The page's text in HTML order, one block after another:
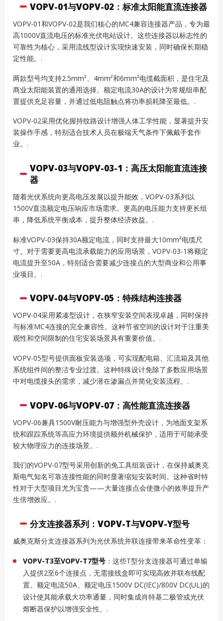
VOPV-01与VOPV-02：标准太阳能直流连接器
VOPV-01和VOPV-02是我们核心的MC4兼容连接器产品，专为最
高1000V直流电压的标准光伏电站设计。这些连接器以标志性的
可靠性为核心，采用流线型设计实现快速安装，同时确保长期稳
定性能。.
两款型号均支持2.5mm²、4mm²和6mm²电缆截面积，是住宅及
商业太阳能装置的通用选择。额定电流30A的设计为常规组串配
置提供充足容量，并通过低电阻触点将功率损耗降至最低。.
VOPV-02采用优化握持纹路设计增强人体工学性能，显著提升安
装操作手感，特别适合技术人员在极端天气条件下佩戴手套作
业。.
VOPV-03与VOPV-03-1：高压太阳能直流连接
器
随着光伏系统向更高电压发展以提升能效，VOPV-03系列以
1500V直流额定电压响应市场需求。更高的电压能力支持更长组
串，降低系统平衡成本，提升整体经济效益。.
标准VOPV-03保持30A额定电流，同时支持最大10mm²电缆尺
寸。对于需要更高电流承载能力的应用场景，VOPV-03-1将额定
电流提升至50A，特别适合需要减少连接点的大型商业和公用事
业项目。.
VOPV-04与VOPV-05：特殊结构连接器
VOPV-04采用紧凑型设计，在狭窄安装空间表现卓越，同时保持
与标准MC4连接的完全兼容性。这种节省空间的设计对于注重美
观性和空间限制的住宅安装场景具有重要价值。.
VOPV-05型号提供面板安装选项，可实现配电箱、汇流箱及其他
系统组件间的整洁专业过渡。这种特殊设计免除了多数应用场景
中对电缆接头的需求，减少潜在渗漏点并简化安装流程。.
VOPV-06与VOPV-07：高性能直流连接器
VOPV-06兼具1500V耐压能力与增强型外壳设计，为地面支架系
统和跟踪系统等高应力环境提供额外机械保护，适用于可能承受
较大物理应力的连接场景。.
我们的VOPV-07型号采用创新的免工具组装设计，在保持威奥克
斯电气知名可靠连接性能的同时显著缩短安装时间。这种省时特
性对于大型项目尤为宝贵——大量连接点会使微小的效率提升产
生倍增效应。.
分支连接器系列：VOPV-T与VOPV-Y型号
威奥克斯分支连接器系列为光伏系统并联连接带来革命性变革：
VOPV-T3至VOPV-T7型号 ：这些T型分支连接器可通过单输
入提供2至6个连接点，无需接线盒即可实现高效并联布线配
置。额定电流50A、额定电压1500V DC(IEC)/800V DC(UL)的
设计使其能承载大功率通量，同时集成肖特基二极管或光伏
熔断器保护以增强安全性。.